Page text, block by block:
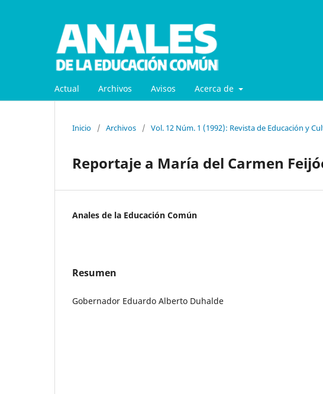
Actual Archivos Avisos Acerca de
Inicio / Archivos / Vol. 12 Núm. 1 (1992): Revista de Educación y
Reportaje a María del Carmen
Anales de la Educación Común
Resumen
Gobernador Eduardo Alberto Duhalde